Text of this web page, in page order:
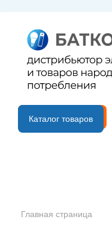
B2B портал
Каталог товаров
Главная страница